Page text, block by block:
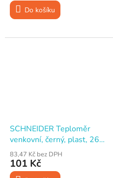
Do košíku
SCHNEIDER Teploměr
venkovní, černý, plast, 260
x 60 mm
83,47 Kč bez DPH
101 Kč